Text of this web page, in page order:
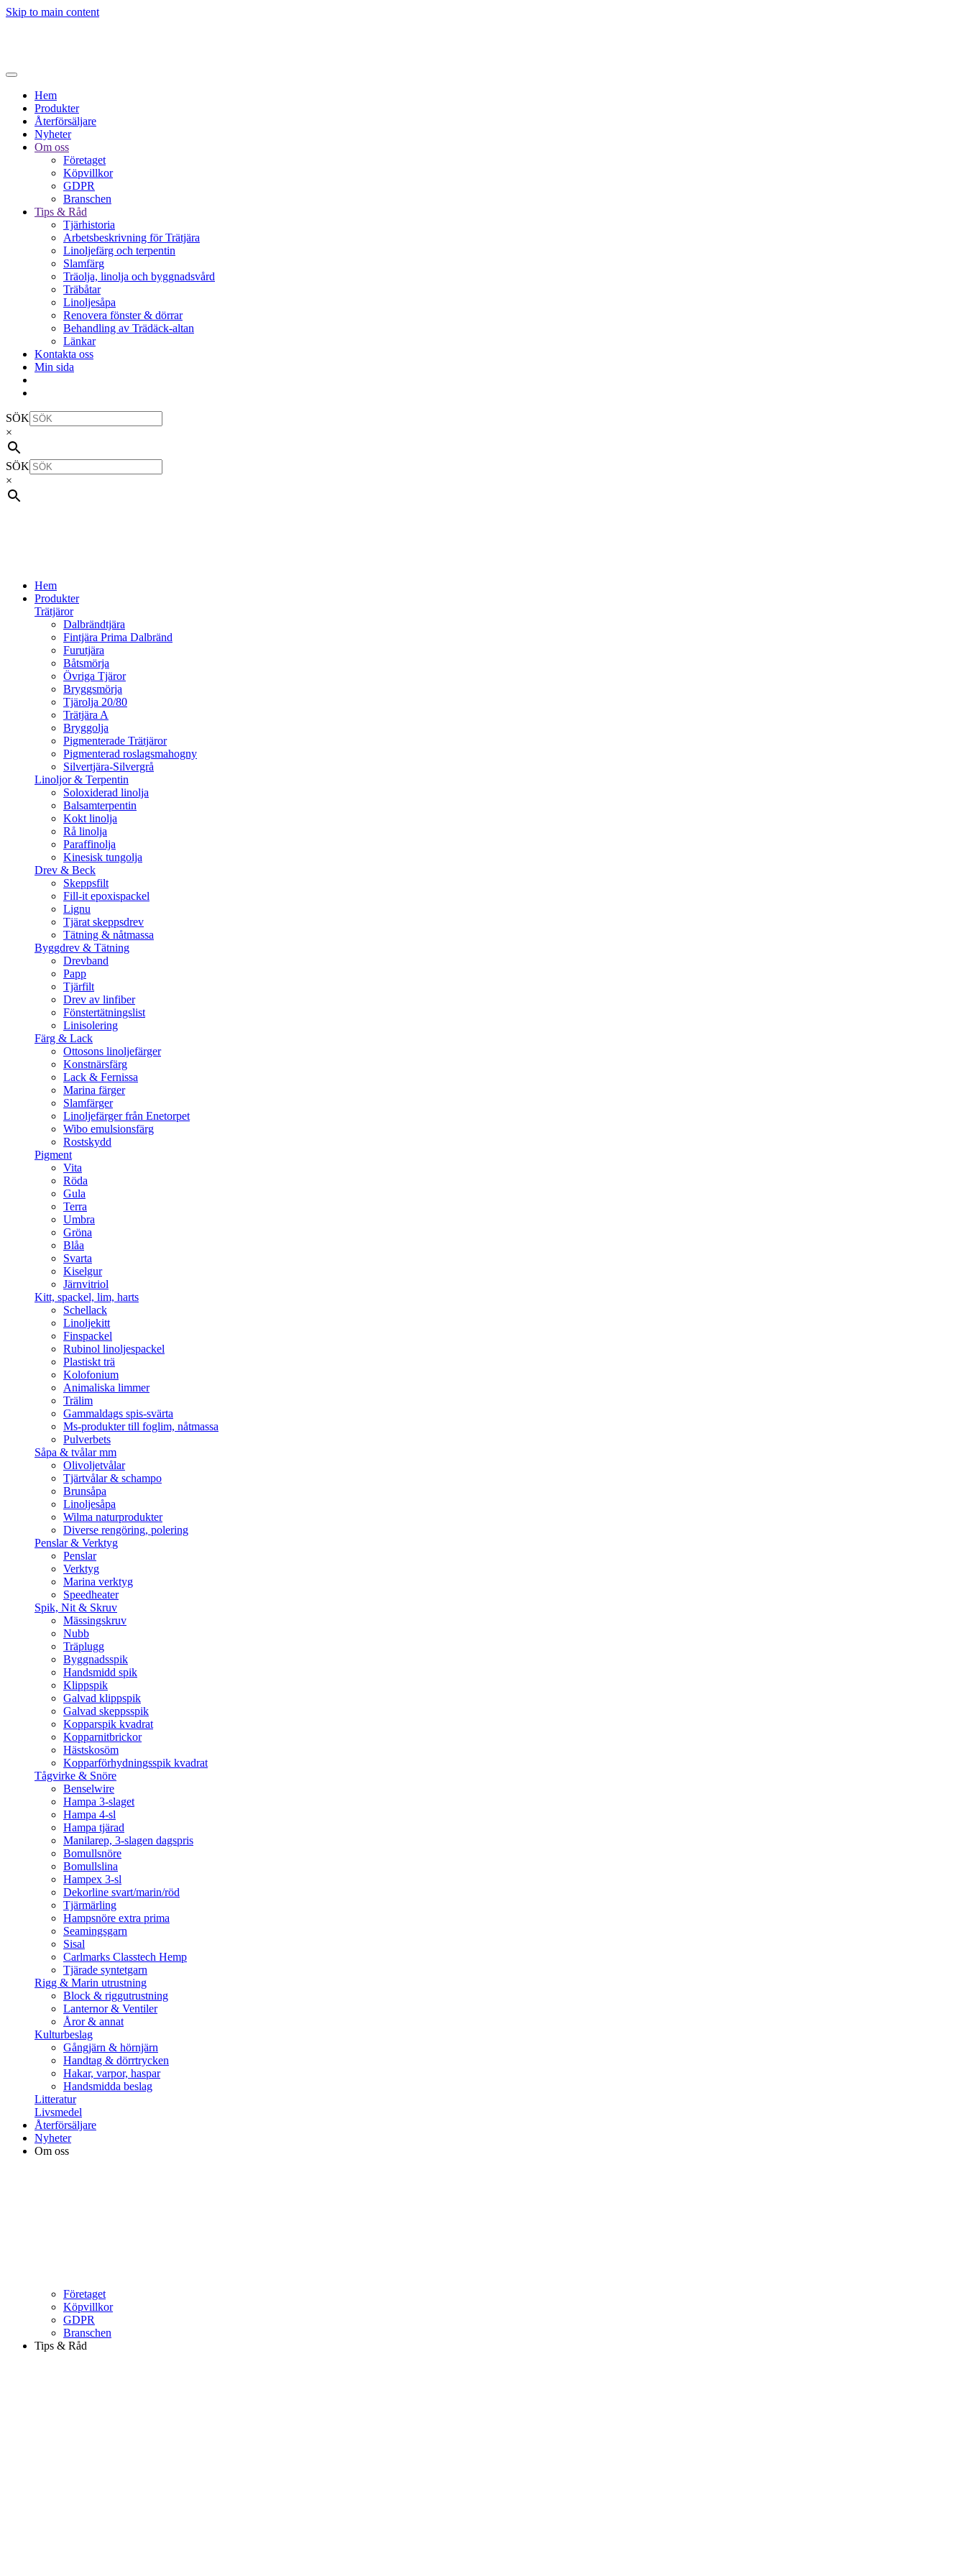
Skip to main content
Hem
Produkter
Återförsäljare
Nyheter
Om oss
Företaget
Köpvillkor
GDPR
Branschen
Tips & Råd
Tjärhistoria
Arbetsbeskrivning för Trätjära
Linoljefärg och terpentin
Slamfärg
Träolja, linolja och byggnadsvård
Träbåtar
Linoljesåpa
Renovera fönster & dörrar
Behandling av Trädäck-altan
Länkar
Kontakta oss
Min sida
SÖK
×
SÖK
×
Hem
Produkter
Trätjäror
Dalbrändtjära
Fintjära Prima Dalbränd
Furutjära
Båtsmörja
Övriga Tjäror
Bryggsmörja
Tjärolja 20/80
Trätjära A
Bryggolja
Pigmenterade Trätjäror
Pigmenterad roslagsmahogny
Silvertjära-Silvergrå
Linoljor & Terpentin
Soloxiderad linolja
Balsamterpentin
Kokt linolja
Rå linolja
Paraffinolja
Kinesisk tungolja
Drev & Beck
Skeppsfilt
Fill-it epoxispackel
Lignu
Tjärat skeppsdrev
Tätning & nåtmassa
Byggdrev & Tätning
Drevband
Papp
Tjärfilt
Drev av linfiber
Fönstertätningslist
Linisolering
Färg & Lack
Ottosons linoljefärger
Konstnärsfärg
Lack & Fernissa
Marina färger
Slamfärger
Linoljefärger från Enetorpet
Wibo emulsionsfärg
Rostskydd
Pigment
Vita
Röda
Gula
Terra
Umbra
Gröna
Blåa
Svarta
Kiselgur
Järnvitriol
Kitt, spackel, lim, harts
Schellack
Linoljekitt
Finspackel
Rubinol linoljespackel
Plastiskt trä
Kolofonium
Animaliska limmer
Trälim
Gammaldags spis-svärta
Ms-produkter till foglim, nåtmassa
Pulverbets
Såpa & tvålar mm
Olivoljetvålar
Tjärtvålar & schampo
Brunsåpa
Linoljesåpa
Wilma naturprodukter
Diverse rengöring, polering
Penslar & Verktyg
Penslar
Verktyg
Marina verktyg
Speedheater
Spik, Nit & Skruv
Mässingskruv
Nubb
Träplugg
Byggnadsspik
Handsmidd spik
Klippspik
Galvad klippspik
Galvad skeppsspik
Kopparspik kvadrat
Kopparnitbrickor
Hästskosöm
Kopparförhydningsspik kvadrat
Tågvirke & Snöre
Benselwire
Hampa 3-slaget
Hampa 4-sl
Hampa tjärad
Manilarep, 3-slagen dagspris
Bomullsnöre
Bomullslina
Hampex 3-sl
Dekorline svart/marin/röd
Tjärmärling
Hampsnöre extra prima
Seamingsgarn
Sisal
Carlmarks Classtech Hemp
Tjärade syntetgarn
Rigg & Marin utrustning
Block & riggutrustning
Lanternor & Ventiler
Åror & annat
Kulturbeslag
Gångjärn & hörnjärn
Handtag & dörrtrycken
Hakar, varpor, haspar
Handsmidda beslag
Litteratur
Livsmedel
Återförsäljare
Nyheter
Om oss
Företaget
Köpvillkor
GDPR
Branschen
Tips & Råd